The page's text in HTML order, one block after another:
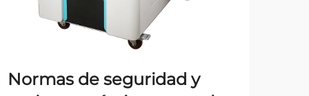
Normas de seguridad y